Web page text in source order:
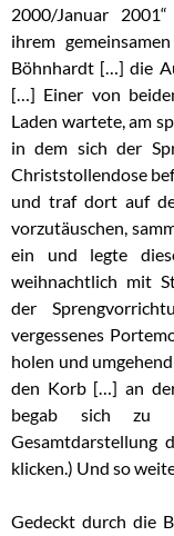
2000/Januar
ihrem
Böhnhardt […] die
[…] Einer von
Laden wartete, am
in dem sich der
Christstollendose
und traf dort auf
vorzutäuschen,
ein und legte
weihnachtlich mit
der
vergessenes
holen und
den Korb […] an
begab sich zu
Gesamtdarstellung
klicken.) Und so
Gedeckt durch die